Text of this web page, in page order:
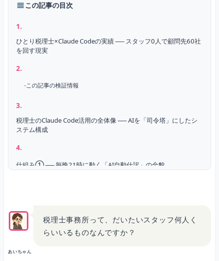
この記事の目次
ひとり税理士×Claude Codeの実績 ── スタッフ0人で顧問先60社
を回す現実
この記事の検証情報
税理士のClaude Code活用の全体像 ── AIを「司令塔」にしたシ
ステム構成
仕組み① ── 毎晩21時に動く「AI自動仕訳」の全貌
Phase 2：2段階の勘定科目自動判定
あいちゃん
税理士事務所って、だいたいスタッフ何人く
らいいるものなんですか？